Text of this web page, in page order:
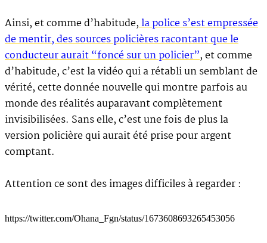
Ainsi, et comme d’habitude,la police s’est empressée
de mentir, des sources policières racontant que le
conducteur aurait “foncé sur un policier”, et comme
d’habitude, c’est la vidéo qui a rétabli un semblant de
vérité, cette donnée nouvelle qui montre parfois au
monde des réalités auparavant complètement
invisibilisées. Sans elle, c’est une fois de plus la
version policière qui aurait été prise pour argent
comptant.
Attention ce sont des images difficiles à regarder :
https://twitter.com/Ohana_Fgn/status/1673608693265453056